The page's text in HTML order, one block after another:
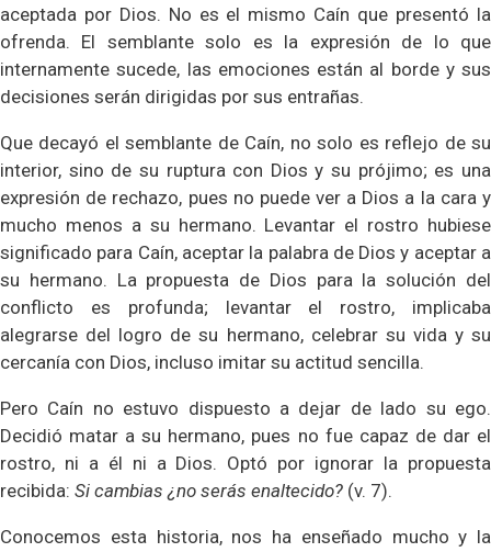
aceptada por Dios. No es el mismo Caín que presentó la
ofrenda. El semblante solo es la expresión de lo que
internamente sucede, las emociones están al borde y sus
decisiones serán dirigidas por sus entrañas.
Que decayó el semblante de Caín, no solo es reflejo de su
interior, sino de su ruptura con Dios y su prójimo; es una
expresión de rechazo, pues no puede ver a Dios a la cara y
mucho menos a su hermano. Levantar el rostro hubiese
significado para Caín, aceptar la palabra de Dios y aceptar a
su hermano. La propuesta de Dios para la solución del
conflicto es profunda; levantar el rostro, implicaba
alegrarse del logro de su hermano, celebrar su vida y su
cercanía con Dios, incluso imitar su actitud sencilla.
Pero Caín no estuvo dispuesto a dejar de lado su ego.
Decidió matar a su hermano, pues no fue capaz de dar el
rostro, ni a él ni a Dios. Optó por ignorar la propuesta
recibida: Si cambias ¿no serás enaltecido? (v. 7).
Conocemos esta historia, nos ha enseñado mucho y la